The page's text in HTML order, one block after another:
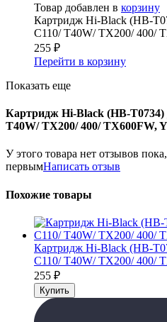
Товар добавлен в корзину
Картридж Hi-Black (HB-
C110/ T40W/ TX200/ 400/
255 ₽
Перейти в корзину
Показать еще
Картридж Hi-Black (HB-T0734)
T40W/ TX200/ 400/ TX600FW,
У этого товара нет отзывов
первымНаписать отзыв
Похожие товары
Картридж Hi-Black (HB-
C110/ T40W/ TX200/ 400/
255 ₽